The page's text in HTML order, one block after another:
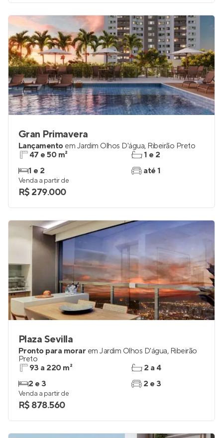
Gran Primavera
Lançamento em Jardim Olhos D'água, Ribeirão Preto
47 e 50 m²
1 e 2
1 e 2
até 1
Venda a partir de
R$ 279.000
Plaza Sevilla
Pronto para morar em Jardim Olhos D'água, Ribeirão
Preto
93 a 220 m²
2 e 3
2 a 4
2 e 3
Venda a partir de
R$ 878.560